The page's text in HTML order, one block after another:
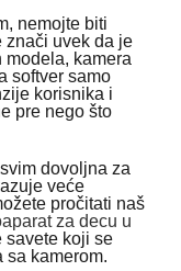
nemojte biti
znači uvek da je
kamera
softver samo
korisnika i
pre nego što
dovoljna za
veće
pročitati naš
za decu u
savete koji se
sa kamerom.